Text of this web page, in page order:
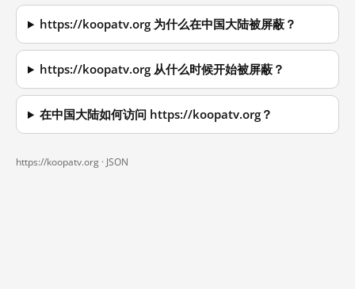
https://koopatv.org 为什么在中国大陆被屏蔽？
https://koopatv.org 从什么时候开始被屏蔽？
在中国大陆如何访问 https://koopatv.org？
https://koopatv.org · JSON